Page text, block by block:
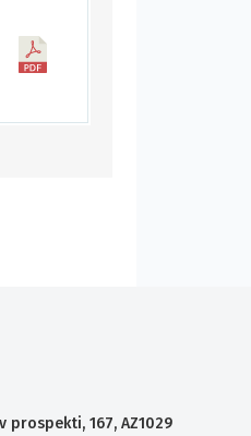
prospekti, 167, AZ1029